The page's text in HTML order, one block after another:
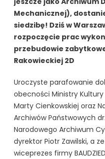
Mechanicznej),
siedzibę! Dziś w
rozpoczęcie prac
przebudowie
Rakowieckiej 2D
Uroczyste parafowanie
obecności Ministry
Marty Cienkowskiej oraz
Archiwów Państwowych
Narodowego Archiwum
dyrektor Piotr Zawilski, a
wiceprezes firmy